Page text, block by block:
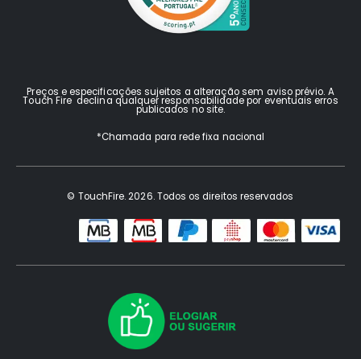
Preços e especificações sujeitos a alteração sem aviso prévio. A
Touch Fire declina qualquer responsabilidade por eventuais erros
publicados no site.
*Chamada para rede fixa nacional
© TouchFire. 2026. Todos os direitos reservados